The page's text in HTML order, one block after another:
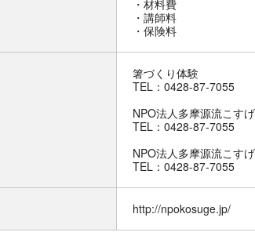
・材料費
・講師料
・保険料
箸づくり体験
TEL：0428-87-7055
NPO法人多摩源流こすげ
TEL：0428-87-7055
NPO法人多摩源流こす
TEL：0428-87-7055
http://npokosuge.jp/